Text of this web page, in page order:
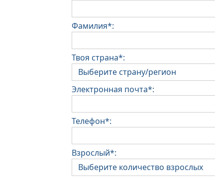
Фамилия*:
Твоя страна*:
Электронная почта*:
Телефон*:
Взрослый*: